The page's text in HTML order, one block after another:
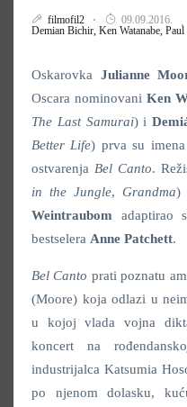
filmofil2 09.09.2016.
Demian Bichir, Ken Watanabe, Paul
Oskarovka Julianne
Oscara nominovani Ken
The Last Samurai) i
Better Life) prva su imena
ostvarenja Bel Canto.
in the Jungle, Grandma)
Weintraubom adaptirao
bestselera Anne Patchett.
Bel Canto prati poznatu
(Moore) koja odlazi u
u kojoj vlada vojna
koncert na
industrijalca Katsumia
po njenom dolasku,